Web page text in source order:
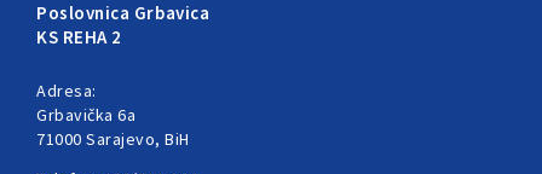
Poslovnica Grbavica
KS REHA 2
Adresa:
Grbavička 6a
71000 Sarajevo, BiH